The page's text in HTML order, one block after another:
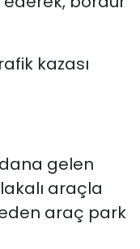
kazası
gelen
araçla
araç park